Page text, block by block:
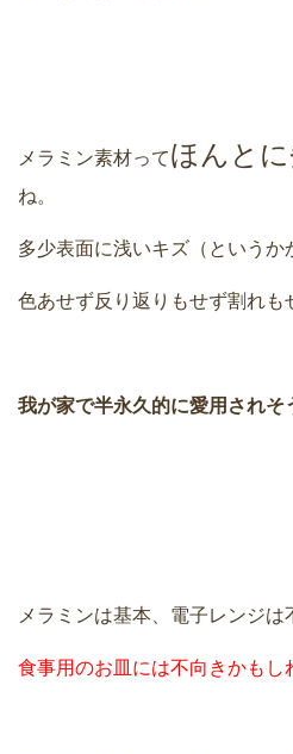
メラミン素材ってほんと
ね。
多少表面に浅いキズ（というか
色あせず反り返りもせず割れも
我が家で半永久的に愛用されそ
メラミンは基本、電子レンジは
食事用のお皿には不向きかもし